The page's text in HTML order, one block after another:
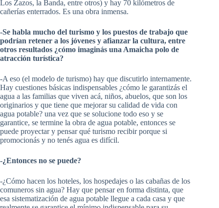
Los Zazos, la Banda, entre otros) y hay 70 kilómetros de
cañerías enterrados. Es una obra inmensa.
-Se habla mucho del turismo y los puestos de trabajo que
podrían retener a los jóvenes y afianzar la cultura, entre
otros resultados ¿cómo imaginás una Amaicha polo de
atracción turística?
-A eso (el modelo de turismo) hay que discutirlo internamente.
Hay cuestiones básicas indispensables ¿cómo le garantizás el
agua a las familias que viven acá, niños, abuelos, que son los
originarios y que tiene que mejorar su calidad de vida con
agua potable? una vez que se solucione todo eso y se
garantice, se termine la obra de agua potable, entonces se
puede proyectar y pensar qué turismo recibir porque si
promocionás y no tenés agua es difícil.
-¿Entonces no se puede?
-¿Cómo hacen los hoteles, los hospedajes o las cabañas de los
comuneros sin agua? Hay que pensar en forma distinta, que
esa sistematización de agua potable llegue a cada casa y que